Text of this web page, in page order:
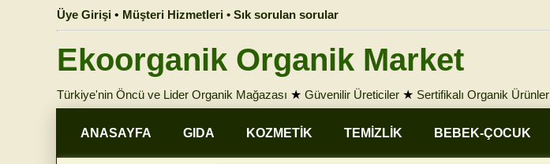
Üye Girişi • Müşteri Hizmetleri • Sık sorulan sorular
Ekoorganik Organik Market
Türkiye'nin Öncü ve Lider Organik Mağazası ★ Güvenilir Üreticiler ★ Sertifikalı Organik Ürünler
ANASAYFA GIDA KOZMETİK TEMİZLİK BEBEK-ÇOCUK